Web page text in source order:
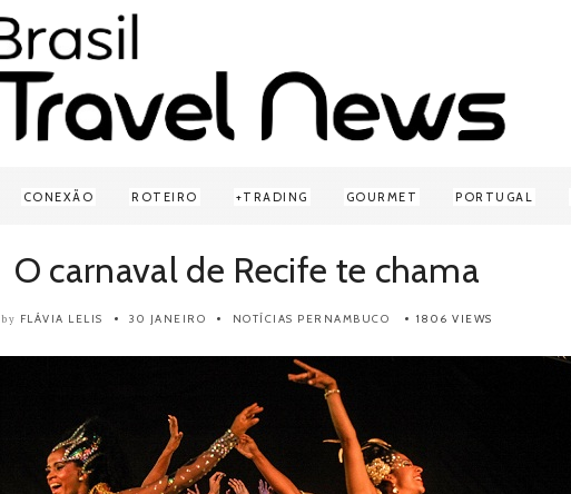
CONEXÃO ROTEIRO TRADING GOURMET PORTUGAL
O carnaval de Recife te chama
by FLÁVIA LELIS 30 JANEIRO NOTÍCIAS PERNAMBUCO 1806 VIEWS